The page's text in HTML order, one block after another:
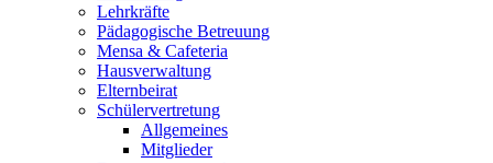
Lehrkräfte
Pädagogische Betreuung
Mensa & Cafeteria
Hausverwaltung
Elternbeirat
Schülervertretung
Allgemeines
Mitglieder